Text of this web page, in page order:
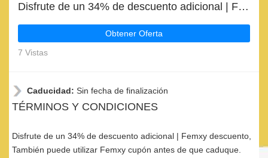
Disfrute de un 34% de descuento adicional | Femxy descuento
Obtener Oferta
7 Vistas
Caducidad: Sin fecha de finalización
TÉRMINOS Y CONDICIONES
Disfrute de un 34% de descuento adicional | Femxy descuento,
También puede utilizar Femxy cupón antes de que caduque.